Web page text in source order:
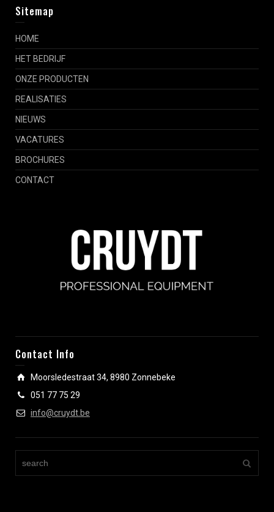
Sitemap
HOME
HET BEDRIJF
ONZE PRODUCTEN
REALISATIES
NIEUWS
VACATURES
BROCHURES
CONTACT
Contact Info
Moorsledestraat 34, 8980 Zonnebeke
051 77 75 29
info@cruydt.be